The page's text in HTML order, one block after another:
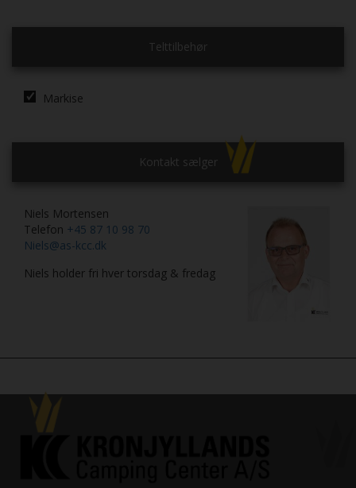
Telttilbehør
Markise
Kontakt sælger
Niels Mortensen
Telefon +45 87 10 98 70
Niels@as-kcc.dk
Niels holder fri hver torsdag & fredag